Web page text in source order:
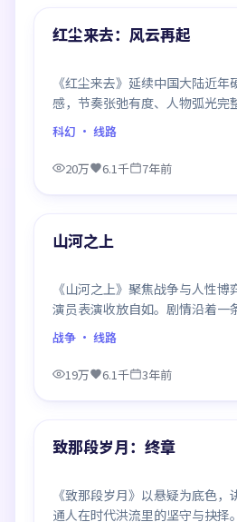
精选
红尘来去：风云再起
《红尘来去》延续中国大陆近
感，节奏张弛有度、人物弧光完
作者风格，是一部值得逐帧细看
科幻 · 线路
20万 6.1千 7年前
精选
山河之上
《山河之上》聚焦战争与人性博
演员表演收放自如。剧情沿着一
次揭晓都重塑前情认知，悬念感
战争 · 线路
19万 6.1千 3年前
精选
致那段岁月：终章
《致那段岁月》以悬疑为底色
通人在时代洪流里的坚守与抉择